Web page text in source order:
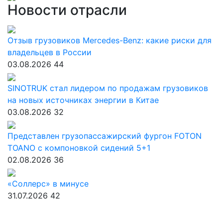
Новости отрасли
Отзыв грузовиков Mercedes-Benz: какие риски для
владельцев в России
03.08.2026 44
SINOTRUK стал лидером по продажам грузовиков
на новых источниках энергии в Китае
03.08.2026 32
Представлен грузопассажирский фургон FOTON
TOANO с компоновкой сидений 5+1
02.08.2026 36
«Соллерс» в минусе
31.07.2026 42